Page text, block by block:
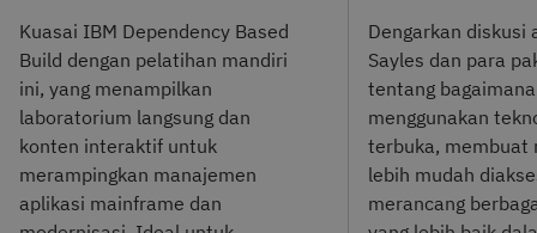
Kuasai IBM Dependency Based
Build dengan pelatihan mandiri
ini, yang menampilkan
laboratorium langsung dan
konten interaktif untuk
merampingkan manajemen
aplikasi mainframe dan
Dengarkan diskusi
Sayles dan para
tentang
menggunakan
terbuka, membuat
lebih mudah
merancang